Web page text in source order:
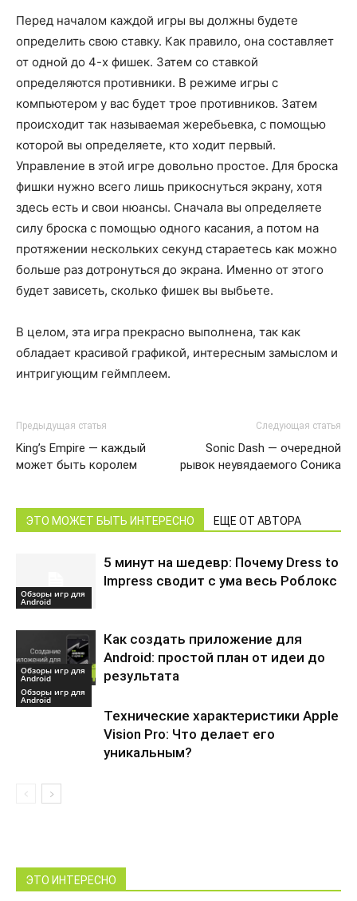
Перед началом каждой игры вы должны будете
определить свою ставку. Как правило, она составляет
от одной до 4-х фишек. Затем со ставкой
определяются противники. В режиме игры с
компьютером у вас будет трое противников. Затем
происходит так называемая жеребьевка, с помощью
которой вы определяете, кто ходит первый.
Управление в этой игре довольно простое. Для броска
фишки нужно всего лишь прикоснуться экрану, хотя
здесь есть и свои нюансы. Сначала вы определяете
силу броска с помощью одного касания, а потом на
протяжении нескольких секунд стараетесь как можно
больше раз дотронуться до экрана. Именно от этого
будет зависеть, сколько фишек вы выбьете.
В целом, эта игра прекрасно выполнена, так как
обладает красивой графикой, интересным замыслом и
интригующим геймплеем.
Предыдущая статья
King’s Empire — каждый
может быть королем
Следующая статья
Sonic Dash — очередной
рывок неувядаемого Соника
ЭТО МОЖЕТ БЫТЬ ИНТЕРЕСНО ЕЩЕ ОТ АВТОРА
Обзоры игр для
Android
5 минут на шедевр: Почему Dress to
Impress сводит с ума весь Роблокс
Обзоры игр для
Android
Как создать приложение для
Android: простой план от идеи до
результата
Обзоры игр для
Android
Технические характеристики Apple
Vision Pro: Что делает его
уникальным?
ЭТО ИНТЕРЕСНО